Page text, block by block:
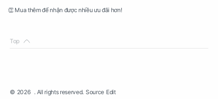
👏 Mua thêm để nhận được nhiều ưu đãi hơn!
© 2026 . All rights reserved. Source Edit